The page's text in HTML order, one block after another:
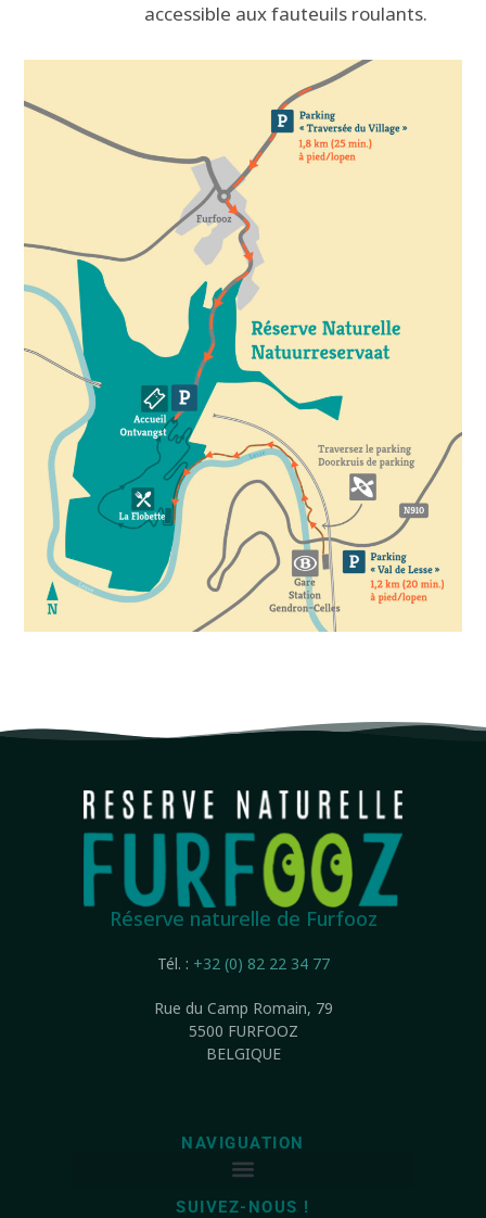
accessible aux fauteuils roulants.
Réserve naturelle de Furfooz
Tél. : +32 (0) 82 22 34 77
Rue du Camp Romain, 79
5500 FURFOOZ
BELGIQUE
NAVIGUATION
SUIVEZ-NOUS !